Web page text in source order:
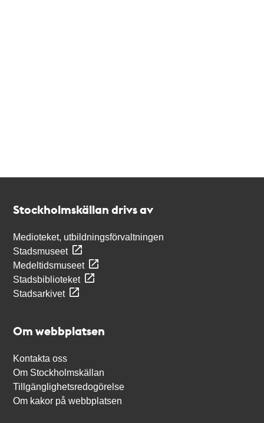
Stockholmskällan drivs av
Medioteket, utbildningsförvaltningen
Stadsmuseet
Medeltidsmuseet
Stadsbiblioteket
Stadsarkivet
Om webbplatsen
Kontakta oss
Om Stockholmskällan
Tillgänglighetsredogörelse
Om kakor på webbplatsen